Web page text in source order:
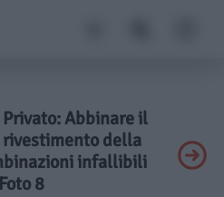
Abbinare il
della
infallibili
Foto 8